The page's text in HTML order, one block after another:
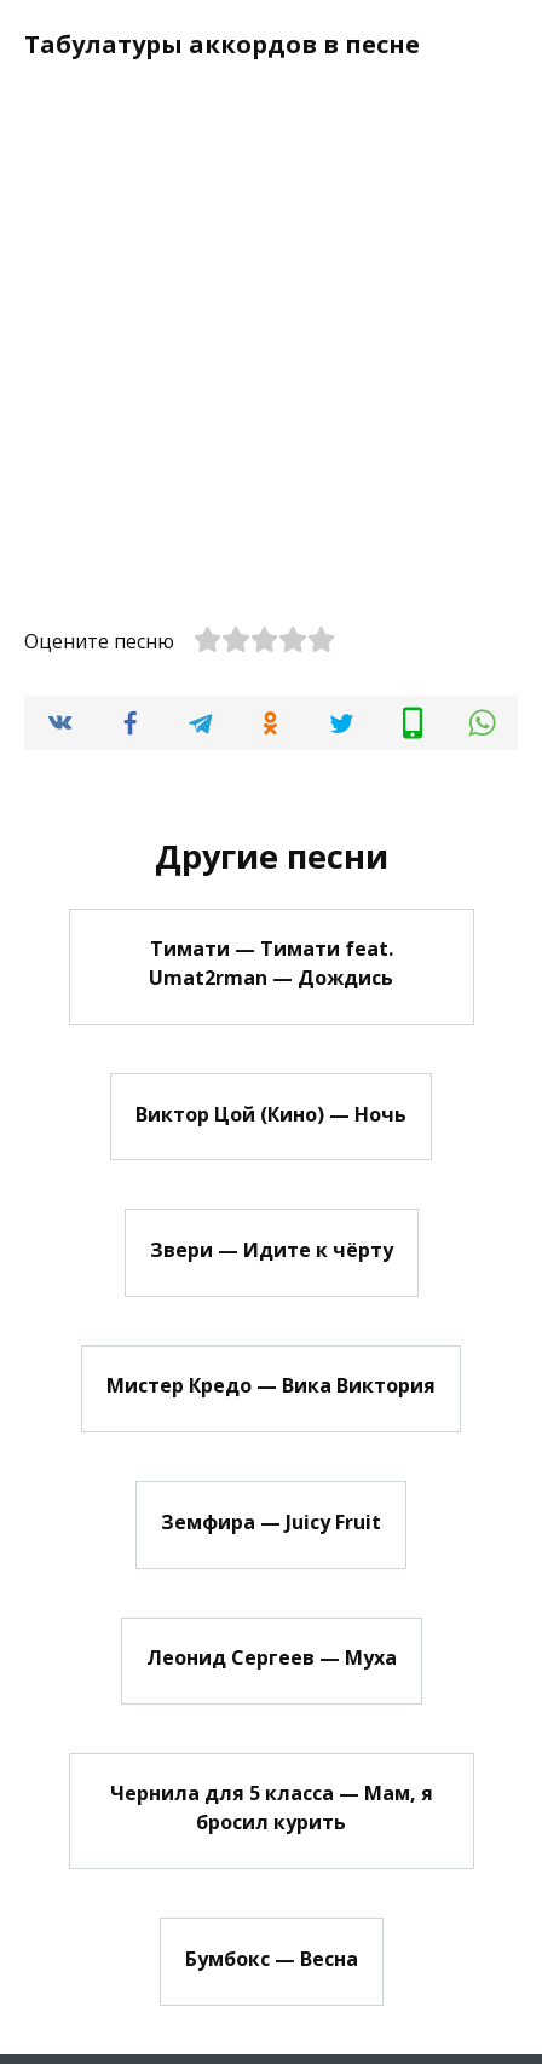
Табулатуры аккордов в песне
Оцените песню
Другие песни
Тимати — Тимати feat.
Umat2rman — Дождись
Виктор Цой (Кино) — Ночь
Звери — Идите к чёрту
Мистер Кредо — Вика Виктория
Земфира — Juicy Fruit
Леонид Сергеев — Муха
Чернила для 5 класса — Мам, я
бросил курить
Бумбокс — Весна